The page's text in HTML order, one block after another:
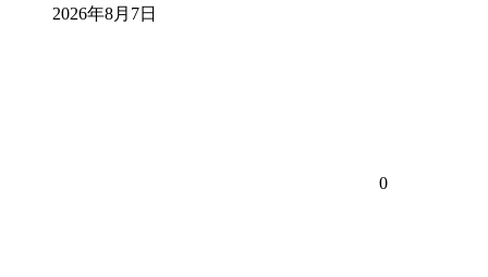
2026年8月7日
0